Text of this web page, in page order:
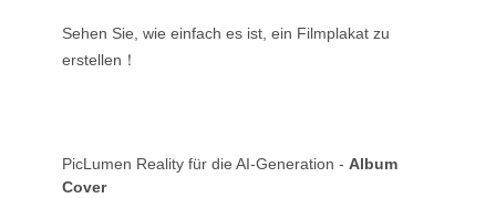
Sehen Sie, wie einfach es ist, ein Filmplakat zu
erstellen！
PicLumen Reality für die AI-Generation - Album
Cover